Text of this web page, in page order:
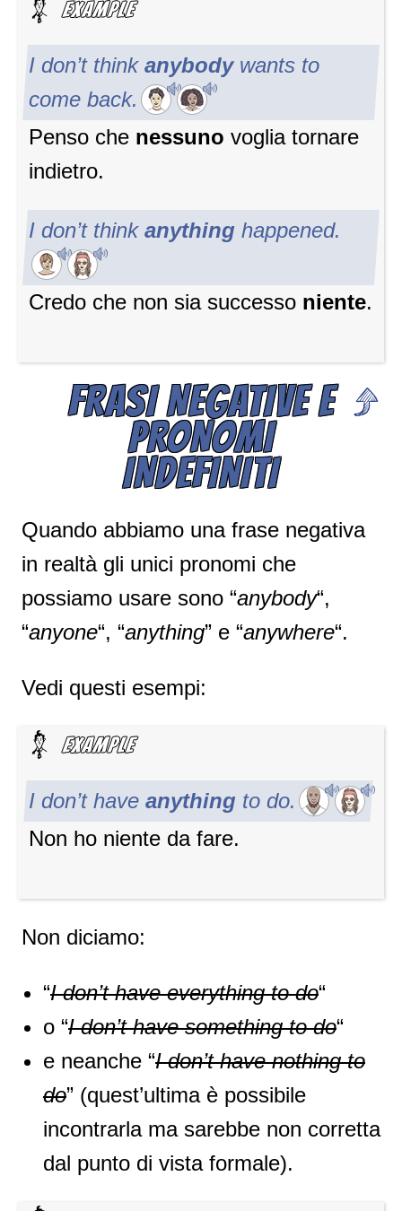
I don’t think anybodywants to
come back.
Penso che nessuno voglia tornare
indietro.
I don’t think anything happened.
Credo che non sia successo niente.
FRASI NEGATIVE E
PRONOMI
INDEFINITI
Quando abbiamo una frase negativa
in realtà gli unici pronomi che
possiamo usare sono “anybody“,
“anyone“, “anything” e “anywhere“.
Vedi questi esempi:
I don’t have anything to do.
Non ho niente da fare.
Non diciamo:
“I don’t have everything to do“
o “I don’t have something to do“
e neanche “I don’t have nothing to
do” (quest’ultima è possibile
incontrarla ma sarebbe non corretta
dal punto di vista formale).